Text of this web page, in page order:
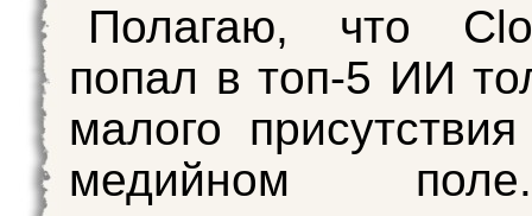
Полагаю, что
попал в топ-5 ИИ
малого
медийном